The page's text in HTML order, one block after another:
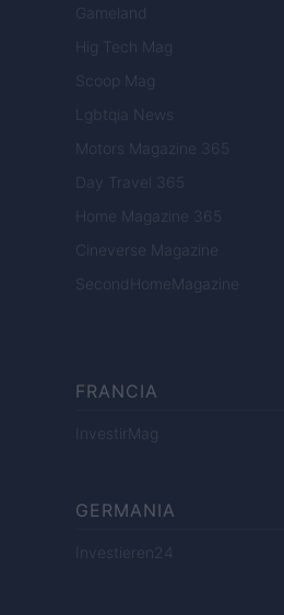
Gameland
Hig Tech Mag
Scoop Mag
Lgbtqia News
Motors Magazine 365
Day Travel 365
Home Magazine 365
Cineverse Magazine
SecondHomeMagazine
FRANCIA
InvestirMag
GERMANIA
Investieren24